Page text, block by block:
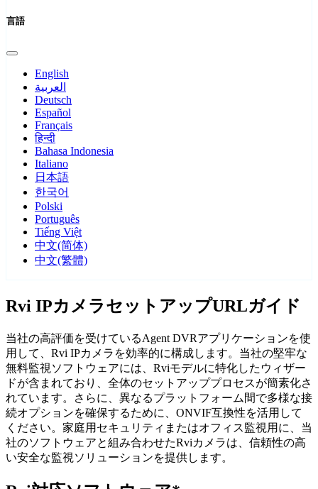
言語
English
العربية
Deutsch
Español
Français
हिन्दी
Bahasa Indonesia
Italiano
日本語
한국어
Polski
Português
Tiếng Việt
中文(简体)
中文(繁體)
Rvi IPカメラセットアップURLガイド
当社の高評価を受けているAgent DVRアプリケーションを使
用して、Rvi IPカメラを効率的に構成します。当社の堅牢な
無料監視ソフトウェアには、Rviモデルに特化したウィザー
ドが含まれており、全体のセットアッププロセスが簡素化さ
れています。さらに、異なるプラットフォーム間で多様な接
続オプションを確保するために、ONVIF互換性を活用して
ください。家庭用セキュリティまたはオフィス監視用に、当
社のソフトウェアと組み合わせたRviカメラは、信頼性の高
い安全な監視ソリューションを提供します。